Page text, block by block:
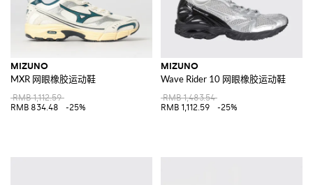
MIZUNO
MXR 网眼橡胶运动鞋
RMB 1,112.59
RMB 834.48
-25%
MIZUNO
Wave Rider 10 网眼橡胶运动鞋
RMB 1,483.54
RMB 1,112.59
-25%